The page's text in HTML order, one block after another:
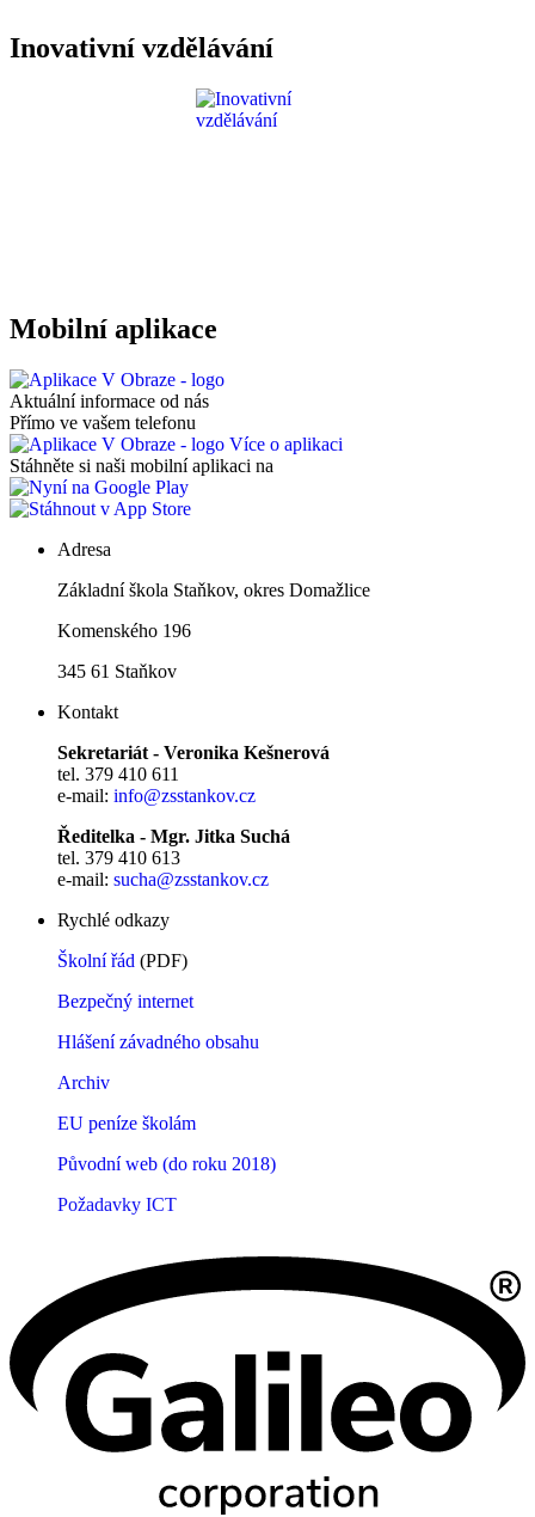
Inovativní vzdělávání
Mobilní aplikace
Aktuální informace od nás
Přímo ve vašem telefonu
Více o aplikaci
Stáhněte si naši mobilní aplikaci na
Adresa
Základní škola Staňkov, okres Domažlice
Komenského 196
345 61 Staňkov
Kontakt
Sekretariát - Veronika Kešnerová
tel. 379 410 611
e-mail: info@zsstankov.cz
Ředitelka - Mgr. Jitka Suchá
tel. 379 410 613
e-mail: sucha@zsstankov.cz
Rychlé odkazy
Školní řád (PDF)
Bezpečný internet
Hlášení závadného obsahu
Archiv
EU peníze školám
Původní web (do roku 2018)
Požadavky ICT